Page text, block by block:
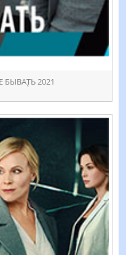
2021